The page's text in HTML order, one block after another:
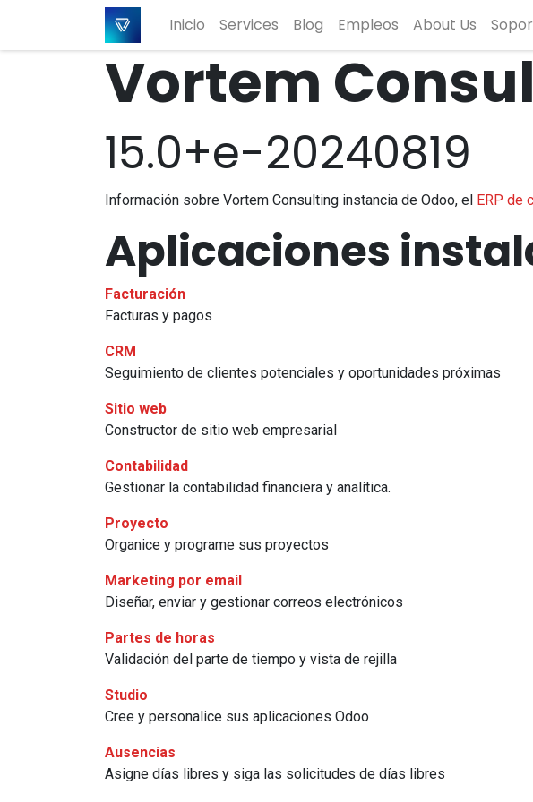
Inicio Services Blog Empleos About Us
Vortem
15.0+e-20240819
Información sobre Vortem Consulting instancia de Odoo, el ERP de
Aplicaciones
Facturación
Facturas y pagos
CRM
Seguimiento de clientes potenciales y oportunidades próximas
Sitio web
Constructor de sitio web empresarial
Contabilidad
Gestionar la contabilidad financiera y analítica.
Proyecto
Organice y programe sus proyectos
Marketing por email
Diseñar, enviar y gestionar correos electrónicos
Partes de horas
Validación del parte de tiempo y vista de rejilla
Studio
Cree y personalice sus aplicaciones Odoo
Ausencias
Asigne días libres y siga las solicitudes de días libres